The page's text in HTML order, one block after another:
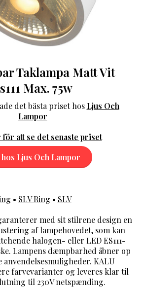
Taklampa Matt Vit
Max. 75w
det bästa priset hos Ljus Och
Lampor
att se det senaste priset
hos Ljus Och Lampor
• SLV Ring • SLV
med sit stilrene design en
af lampehovedet, som kan
halogen- eller LED ES111-
Lampens dæmpbarhed åbner op
KALU
farvevarianter og leveres klar til
til 230V netspænding.